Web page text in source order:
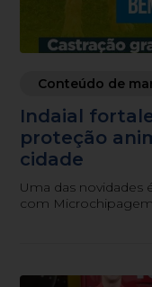
Conteúdo de
Indaial
proteção
cidade
Uma das novidades
com Microchipagem